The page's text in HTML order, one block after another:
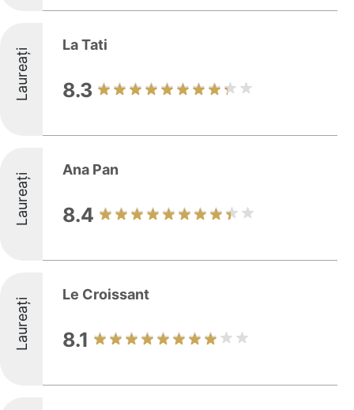
Laureați
La Tati
8.3
Laureați
Ana Pan
8.4
Laureați
Le Croissant
8.1